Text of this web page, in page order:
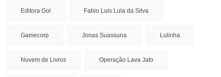
Editora Gol Fabio Luis Lula da Silva
Gamecorp Jonas Suassuna Lulinha
Nuvem de Livros Operação Lava Jato